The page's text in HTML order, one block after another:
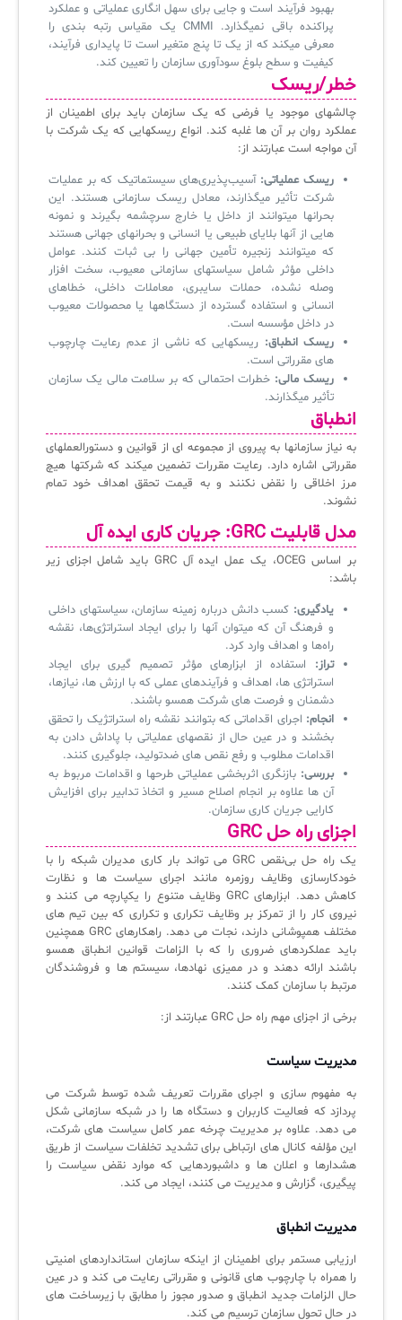
بهبود فرآیند است و جایی برای سهل انگاری عملیاتی و عملکرد
پراکنده باقی نمیگذارد. CMMI یک مقیاس رتبه بندی را
معرفی میکند که از یک تا پنج متغیر است تا پایداری فرآیند،
کیفیت و سطح بلوغ سودآوری سازمان را تعیین کند.
خطر/ریسک
چالشهای موجود یا فرضی که یک سازمان باید برای اطمینان از
عملکرد روان بر آن ها غلبه کند. انواع ریسکهایی که یک شرکت با
آن مواجه است عبارتند از:
ریسک عملیاتی: آسیب‌پذیری‌های سیستماتیک که بر عملیات
شرکت تأثیر میگذارند، معادل ریسک سازمانی هستند. این
بحرانها میتوانند از داخل یا خارج سرچشمه بگیرند و نمونه
هایی از آنها بلایای طبیعی یا انسانی و بحرانهای جهانی هستند
که میتوانند زنجیره تأمین جهانی را بی ثبات کنند. عوامل
داخلی مؤثر شامل سیاستهای سازمانی معیوب، سخت افزار
وصله نشده، حملات سایبری، معاملات داخلی، خطاهای
انسانی و استفاده گسترده از دستگاهها یا محصولات معیوب
در داخل مؤسسه است.
ریسک انطباق: ریسکهایی که ناشی از عدم رعایت چارچوب
های مقرراتی است.
ریسک مالی: خطرات احتمالی که بر سلامت مالی یک سازمان
تأثیر میگذارند.
انطباق
به نیاز سازمانها به پیروی از مجموعه ای از قوانین و دستورالعملهای
مقرراتی اشاره دارد. رعایت مقررات تضمین میکند که شرکتها هیچ
مرز اخلاقی را نقض نکنند و به قیمت تحقق اهداف خود تمام
نشوند.
مدل قابلیت GRC: جریان کاری ایده آل
بر اساس OCEG، یک عمل ایده آل GRC باید شامل اجزای زیر
باشد:
یادگیری: کسب دانش درباره زمینه سازمان، سیاستهای داخلی
و فرهنگ آن که میتوان آنها را برای ایجاد استراتژی‌ها، نقشه
راه‌ها و اهداف وارد کرد.
تراز: استفاده از ابزارهای مؤثر تصمیم گیری برای ایجاد
استراتژی ها، اهداف و فرآیندهای عملی که با ارزش ها، نیازها،
دشمنان و فرصت های شرکت همسو باشند.
انجام: اجرای اقداماتی که بتوانند نقشه راه استراتژیک را تحقق
بخشند و در عین حال از نقصهای عملیاتی با پاداش دادن به
اقدامات مطلوب و رفع نقص های ضدتولید، جلوگیری کنند.
بررسی: بازنگری اثربخشی عملیاتی طرحها و اقدامات مربوط به
آن ها علاوه بر انجام اصلاح مسیر و اتخاذ تدابیر برای افزایش
کارایی جریان کاری سازمان.
اجزای راه حل GRC
یک راه حل بی‌نقص GRC می تواند بار کاری مدیران شبکه را با
خودکارسازی وظایف روزمره مانند اجرای سیاست ها و نظارت
کاهش دهد. ابزارهای GRC وظایف متنوع را یکپارچه می کنند و
نیروی کار را از تمرکز بر وظایف تکراری و تکراری که بین تیم های
مختلف همپوشانی دارند، نجات می دهد. راهکارهای GRC همچنین
باید عملکردهای ضروری را که با الزامات قوانین انطباق همسو
باشند ارائه دهند و در ممیزی نهادها، سیستم ها و فروشندگان
مرتبط با سازمان کمک کنند.
برخی از اجزای مهم راه حل GRC عبارتند از:
مدیریت سیاست
به مفهوم سازی و اجرای مقررات تعریف شده توسط شرکت می
پردازد که فعالیت کاربران و دستگاه ها را در شبکه سازمانی شکل
می دهد. علاوه بر مدیریت چرخه عمر کامل سیاست های شرکت،
این مؤلفه کانال های ارتباطی برای تشدید تخلفات سیاست از طریق
هشدارها و اعلان ها و داشبوردهایی که موارد نقض سیاست را
پیگیری، گزارش و مدیریت می کنند، ایجاد می کند.
مدیریت انطباق
ارزیابی مستمر برای اطمینان از اینکه سازمان استانداردهای امنیتی
را همراه با چارچوب های قانونی و مقرراتی رعایت می کند و در عین
حال الزامات جدید انطباق و صدور مجوز را مطابق با زیرساخت های
در حال تحول سازمان ترسیم می کند.